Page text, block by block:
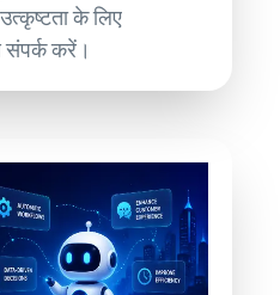
के लिए
करें।